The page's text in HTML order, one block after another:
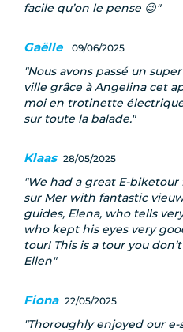
facile qu’on le pense 😉
Gaëlle 09/06/2025
Nous avons passé un
ville grâce à Angelina cet
moi en trotinette
sur toute la balade.
Klaas 28/05/2025
We had a great E-
sur Mer with fantastic
guides, Elena, who tells
who kept his eyes very
tour! This is a tour you
Ellen
Fiona 22/05/2025
Thoroughly enjoyed our e-